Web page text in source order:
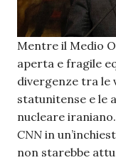
Mentre il Medio
aperta e fragile
divergenze tra le
statunitense e le
nucleare
CNN in
non starebbe